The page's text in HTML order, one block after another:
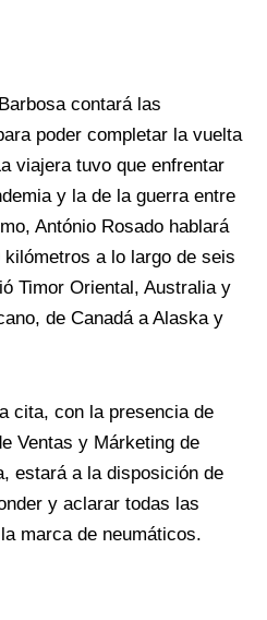
contará las
poder completar la vuelta
viajera tuvo que enfrentar
y la de la guerra entre
António Rosado hablará
a lo largo de seis
Timor Oriental, Australia y
de Canadá a Alaska y
cita, con la presencia de
Ventas y Márketing de
estará a la disposición de
y aclarar todas las
marca de neumáticos.